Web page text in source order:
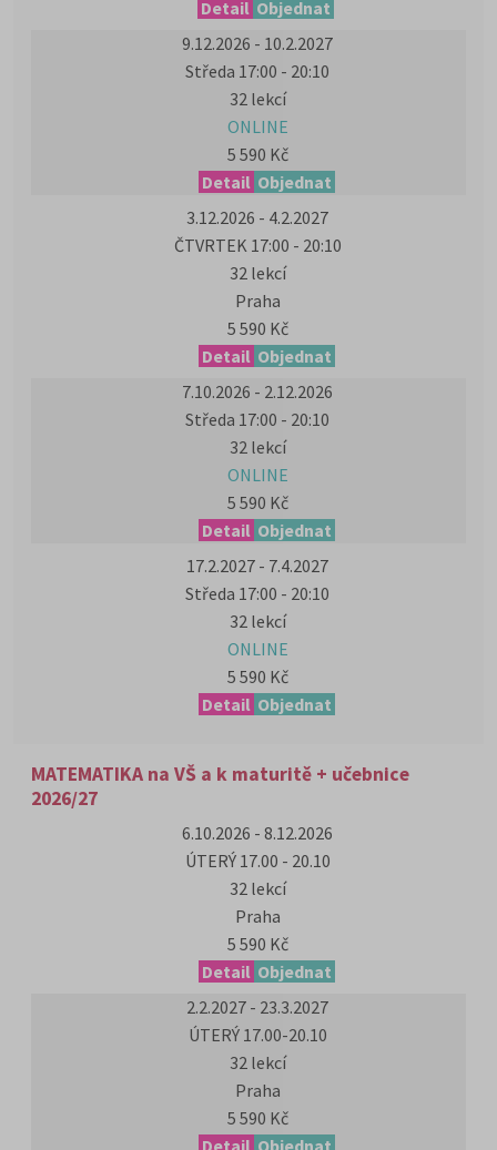
Detail Objednat
9.12.2026 - 10.2.2027
Středa 17:00 - 20:10
32 lekcí
ONLINE
5 590 Kč
Detail Objednat
3.12.2026 - 4.2.2027
ČTVRTEK 17:00 - 20:10
32 lekcí
Praha
5 590 Kč
Detail Objednat
7.10.2026 - 2.12.2026
Středa 17:00 - 20:10
32 lekcí
ONLINE
5 590 Kč
Detail Objednat
17.2.2027 - 7.4.2027
Středa 17:00 - 20:10
32 lekcí
ONLINE
5 590 Kč
Detail Objednat
MATEMATIKA na VŠ a k maturitě + učebnice
2026/27
6.10.2026 - 8.12.2026
ÚTERÝ 17.00 - 20.10
32 lekcí
Praha
5 590 Kč
Detail Objednat
2.2.2027 - 23.3.2027
ÚTERÝ 17.00-20.10
32 lekcí
Praha
5 590 Kč
Detail Objednat